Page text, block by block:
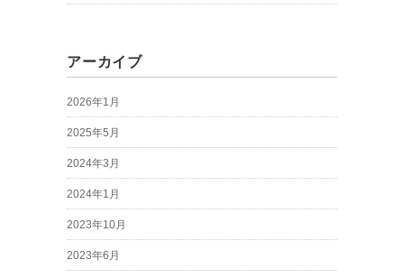
アーカイブ
2026年1月
2025年5月
2024年3月
2024年1月
2023年10月
2023年6月